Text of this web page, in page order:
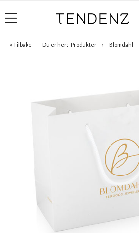
« Tilbake Du er her: Produkter Blomdahl